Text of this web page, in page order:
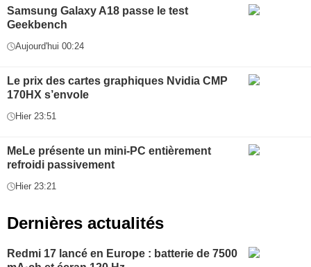
Samsung Galaxy A18 passe le test
Geekbench
Aujourd'hui 00:24
Le prix des cartes graphiques Nvidia CMP
170HX s’envole
Hier 23:51
MeLe présente un mini-PC entièrement
refroidi passivement
Hier 23:21
Dernières actualités
Redmi 17 lancé en Europe : batterie de 7500